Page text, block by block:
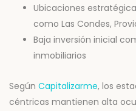
Ubicaciones
como Las Condes,
Baja inversión inicial
inmobiliarios
Según Capitalizarme, los
céntricas mantienen alta